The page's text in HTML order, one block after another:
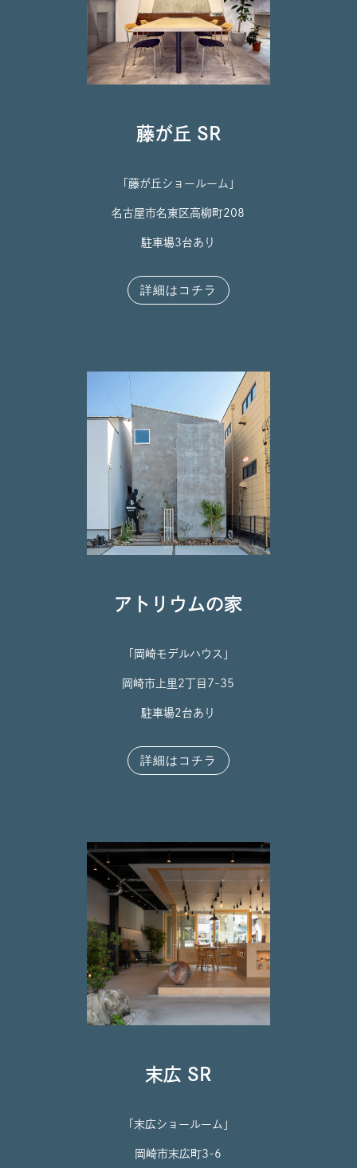
藤が丘 SR
「藤が丘ショールーム」
名古屋市名東区高柳町208
駐車場3台あり
詳細はコチラ
アトリウムの家
「岡崎モデルハウス」
岡崎市上里2丁目7-35
駐車場2台あり
詳細はコチラ
末広 SR
「末広ショールーム」
岡崎市末広町3-6